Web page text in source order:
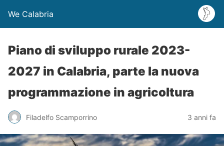
We Calabria
Piano di sviluppo rurale 2023-
2027 in Calabria, parte la nuova
programmazione in agricoltura
Filadelfo Scamporrino 3 anni fa